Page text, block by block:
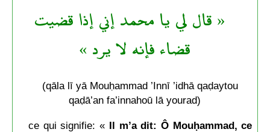
« قال لي يا محمد إني إذا قضيت
قضاء فإنه لا يرد »
(qāla lī yā Mouḥammad ’Innī ’idhā qaḍaytou
qaḍā’an fa’innahoū lā yourad)
ce qui signifie: « Il m’a dit: Ô Mouḥammad, ce